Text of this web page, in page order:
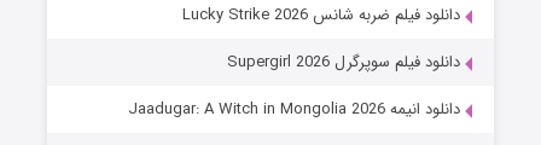
دانلود فیلم ضربه شانس Lucky Strike 2026
دانلود فیلم سوپرگرل Supergirl 2026
دانلود انیمه Jaadugar: A Witch in Mongolia 2026